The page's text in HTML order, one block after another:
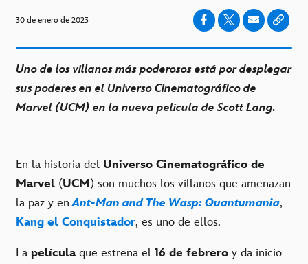
30 de enero de 2023
Uno de los villanos más poderosos está por desplegar
sus poderes en el Universo Cinematográfico de
Marvel (UCM) en la nueva película de Scott Lang.
En la historia del Universo Cinematográfico de
Marvel (UCM) son muchos los villanos que amenazan
la paz y enAnt-Man and The Wasp: Quantumania,
Kang el Conquistador, es uno de ellos.
La películaque estrena el 16 de febrero y da inicio